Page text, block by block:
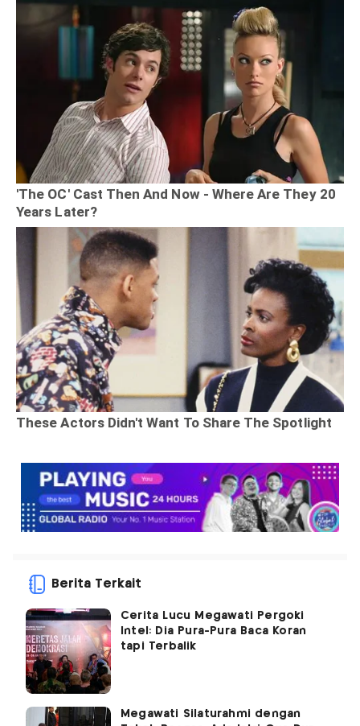
Berita Terkait
Cerita Lucu Megawati Pergoki
Intel: Dia Pura-Pura Baca Koran
tapi Terbalik
Megawati Silaturahmi dengan